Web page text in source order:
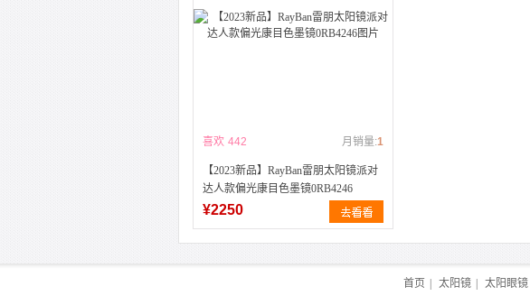
喜欢 442 月销量:1
【2023新品】RayBan雷朋太阳镜派对
达人款偏光康目色墨镜0RB4246
¥2250
首页 太阳镜 太阳眼镜